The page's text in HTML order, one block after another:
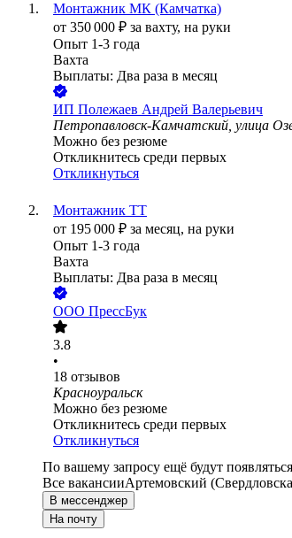
Монтажник МК (Камчатка)
от 350 000 ₽ за вахту, на руки
Опыт 1-3 года
Вахта
Выплаты: Два раза в месяц
ИП Полежаев Андрей Валерьевич
Петропавловск-Камчатский, улица
Можно без резюме
Откликнитесь среди первых
Откликнуться
Монтажник ТТ
от 195 000 ₽ за месяц, на руки
Опыт 1-3 года
Вахта
Выплаты: Два раза в месяц
ООО ПрессБук
3.8
•
18 отзывов
Красноуральск
Можно без резюме
Откликнитесь среди первых
Откликнуться
По вашему запросу ещё будут
Все вакансииАртемовский
В мессенджер
На почту